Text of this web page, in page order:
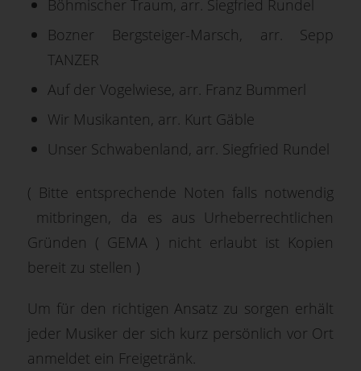
Böhmischer Traum, arr. Siegfried Rundel
Bozner Bergsteiger-Marsch, arr. Sepp
TANZER
Auf der Vogelwiese, arr. Franz Bummerl
Wir Musikanten, arr. Kurt Gäble
Unser Schwabenland, arr. Siegfried Rundel
( Bitte entsprechende Noten falls notwendig
mitbringen, da es aus Urheberrechtlichen
Gründen ( GEMA ) nicht erlaubt ist Kopien
bereit zu stellen )
Um für den richtigen Ansatz zu sorgen erhält
jeder Musiker der sich kurz persönlich vor Ort
anmeldet ein Freigetränk.